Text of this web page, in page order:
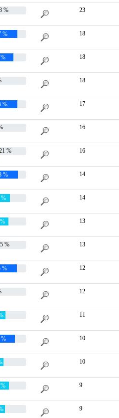
% 23
% 18
18
18
% 17
16
% 16
% 14
% 14
13
% 13
% 12
12
11
% 10
10
9
9